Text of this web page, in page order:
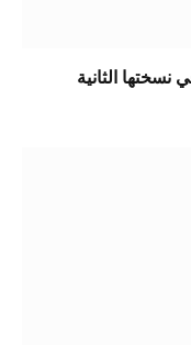
نسختها الثانية